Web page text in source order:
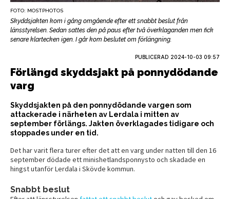
FOTO: MOSTPHOTOS
Skyddsjakten kom i gång omgående efter ett snabbt beslut från
länsstyrelsen. Sedan sattes den på paus efter två överklaganden men fick
senare klartecken igen. I går kom beslutet om förlängning.
PUBLICERAD 2024-10-03 09:57
Förlängd skyddsjakt på ponnydödande
varg
Skyddsjakten på den ponnydödande vargen som
attackerade i närheten av Lerdala i mitten av
september förlängs. Jakten överklagades tidigare och
stoppades under en tid.
Det har varit flera turer efter det att en varg under natten till den 16
september dödade ett minishetlandsponnysto och skadade en
hingst utanför Lerdala i Skövde kommun.
Snabbt beslut